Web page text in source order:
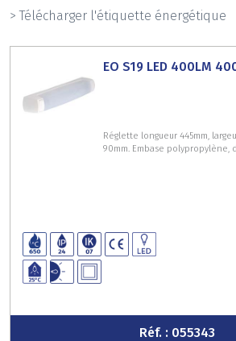
> Télécharger l'étiquette énergétique
EO S19 LED 400LM
Réglette longueur 445mm,
90mm. Embase polypropylène,
Réf. : 055343